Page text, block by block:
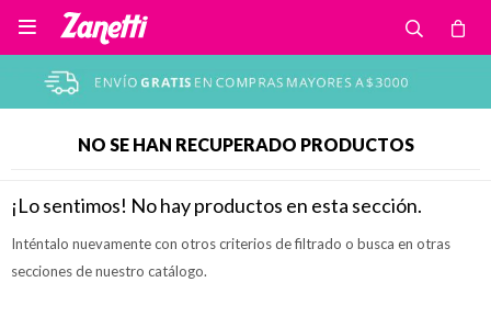

NO SE HAN RECUPERADO PRODUCTOS
¡Lo sentimos! No hay productos en esta sección.
Inténtalo nuevamente con otros criterios de filtrado o busca en otras
secciones de nuestro catálogo.